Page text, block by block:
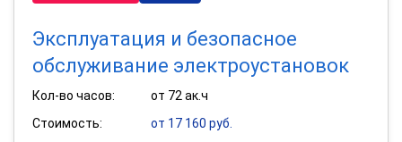
Эксплуатация и безопасное
обслуживание электроустановок
Кол-во часов:
от 72 ак.ч
Стоимость:
от 17 160 руб.